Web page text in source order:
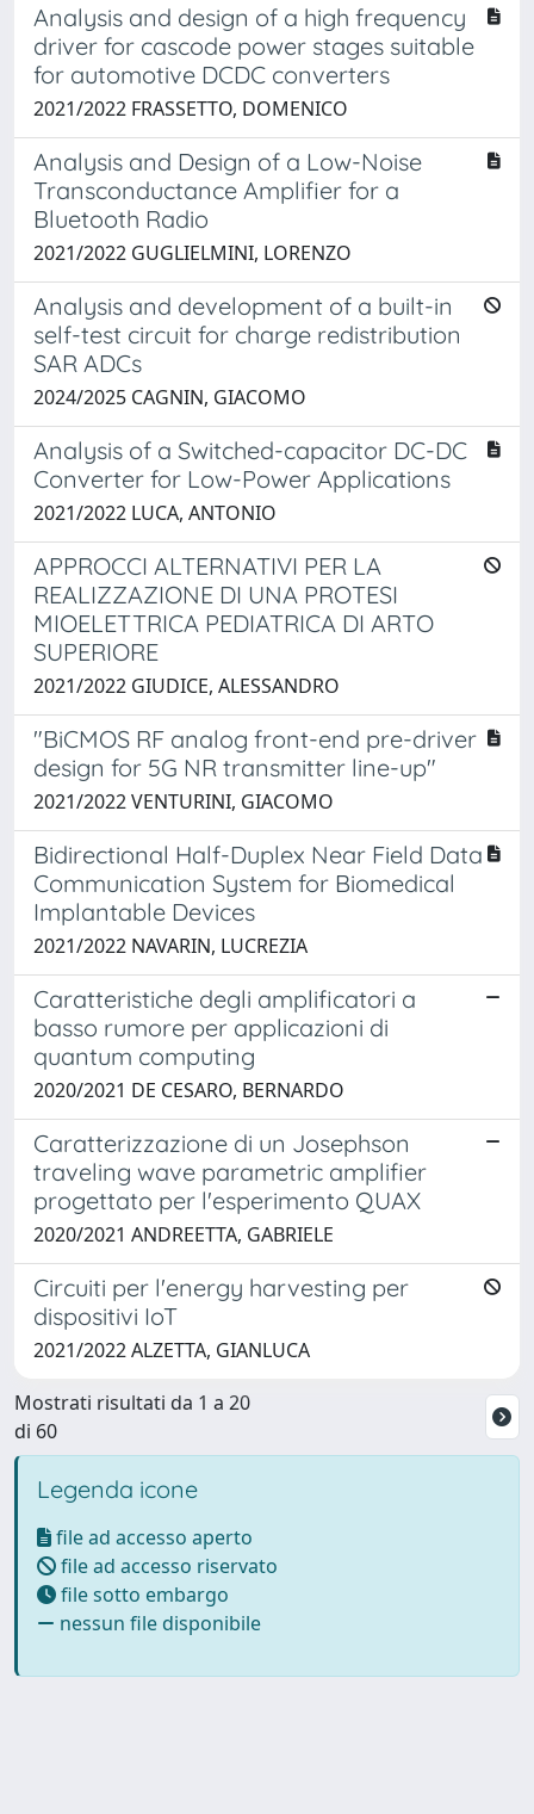
Analysis and design of a high frequency
driver for cascode power stages suitable
for automotive DCDC converters
2021/2022 FRASSETTO, DOMENICO
Analysis and Design of a Low-Noise
Transconductance Amplifier for a
Bluetooth Radio
2021/2022 GUGLIELMINI, LORENZO
Analysis and development of a built-in
self-test circuit for charge redistribution
SAR ADCs
2024/2025 CAGNIN, GIACOMO
Analysis of a Switched-capacitor DC-DC
Converter for Low-Power Applications
2021/2022 LUCA, ANTONIO
APPROCCI ALTERNATIVI PER LA
REALIZZAZIONE DI UNA PROTESI
MIOELETTRICA PEDIATRICA DI ARTO
SUPERIORE
2021/2022 GIUDICE, ALESSANDRO
"BiCMOS RF analog front-end pre-driver
design for 5G NR transmitter line-up"
2021/2022 VENTURINI, GIACOMO
Bidirectional Half-Duplex Near Field Data
Communication System for Biomedical
Implantable Devices
2021/2022 NAVARIN, LUCREZIA
Caratteristiche degli amplificatori a
basso rumore per applicazioni di
quantum computing
2020/2021 DE CESARO, BERNARDO
Caratterizzazione di un Josephson
traveling wave parametric amplifier
progettato per l'esperimento QUAX
2020/2021 ANDREETTA, GABRIELE
Circuiti per l'energy harvesting per
dispositivi IoT
2021/2022 ALZETTA, GIANLUCA
Mostrati risultati da 1 a 20
di 60
Legenda icone
file ad accesso aperto
file ad accesso riservato
file sotto embargo
nessun file disponibile